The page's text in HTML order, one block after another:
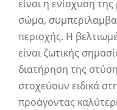
είναι η ενίσχυση
σώμα,
περιοχής. Η
είναι ζωτικής
διατήρηση της
στοχεύουν ειδικά
προάγοντας